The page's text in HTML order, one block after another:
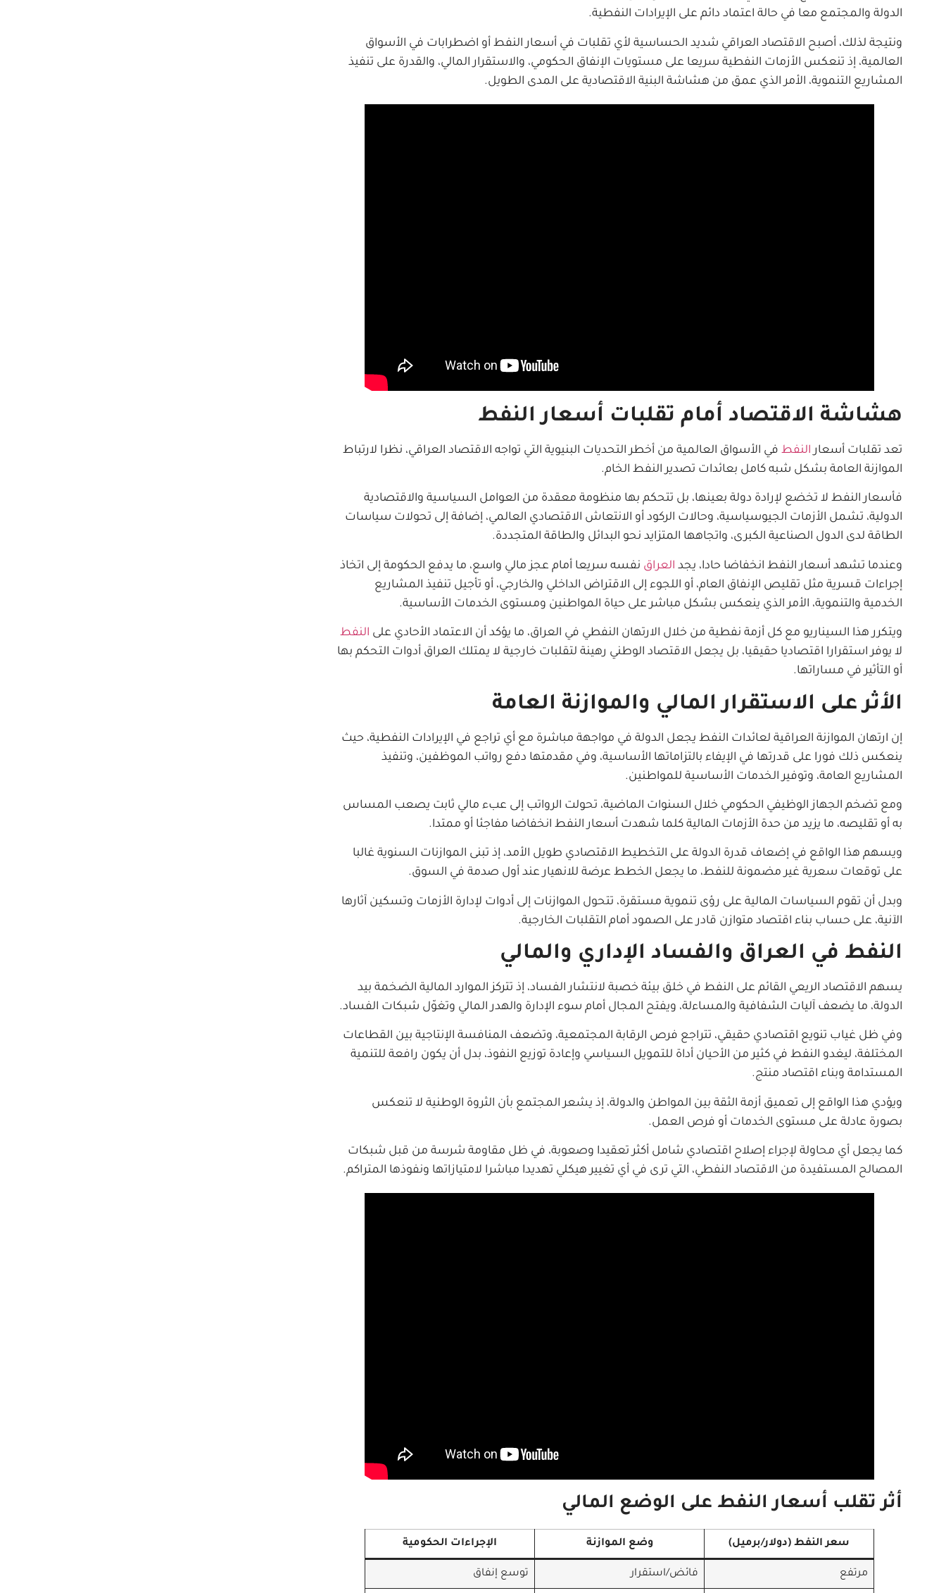
الدولة والمجتمع معا في حالة اعتماد دائم على الإيرادات النفطية.
ونتيجة لذلك، أصبح الاقتصاد العراقي شديد الحساسية لأي تقلبات في أسعار النفط أو اضطرابات في الأسواق
العالمية، إذ تنعكس الأزمات النفطية سريعا على مستويات الإنفاق الحكومي، والاستقرار المالي، والقدرة على تنفيذ
المشاريع التنموية، الأمر الذي عمق من هشاشة البنية الاقتصادية على المدى الطويل.
هشاشة الاقتصاد أمام تقلبات أسعار النفط
تعد تقلبات أسعار النفط في الأسواق العالمية من أخطر التحديات البنيوية التي تواجه الاقتصاد العراقي، نظرا لارتباط
الموازنة العامة بشكل شبه كامل بعائدات تصدير النفط الخام.
فأسعار النفط لا تخضع لإرادة دولة بعينها، بل تتحكم بها منظومة معقدة من العوامل السياسية والاقتصادية
الدولية، تشمل الأزمات الجيوسياسية، وحالات الركود أو الانتعاش الاقتصادي العالمي، إضافة إلى تحولات سياسات
الطاقة لدى الدول الصناعية الكبرى، واتجاهها المتزايد نحو البدائل والطاقة المتجددة.
وعندما تشهد أسعار النفط انخفاضا حادا، يجد العراق نفسه سريعا أمام عجز مالي واسع، ما يدفع الحكومة إلى اتخاذ
إجراءات قسرية مثل تقليص الإنفاق العام، أو اللجوء إلى الاقتراض الداخلي والخارجي، أو تأجيل تنفيذ المشاريع
الخدمية والتنموية، الأمر الذي ينعكس بشكل مباشر على حياة المواطنين ومستوى الخدمات الأساسية.
ويتكرر هذا السيناريو مع كل أزمة نفطية من خلال الارتهان النفطي في العراق، ما يؤكد أن الاعتماد الأحادي على النفط
لا يوفر استقرارا اقتصاديا حقيقيا، بل يجعل الاقتصاد الوطني رهينة لتقلبات خارجية لا يمتلك العراق أدوات التحكم بها
أو التأثير في مساراتها.
الأثر على الاستقرار المالي والموازنة العامة
إن ارتهان الموازنة العراقية لعائدات النفط يجعل الدولة في مواجهة مباشرة مع أي تراجع في الإيرادات النفطية، حيث
ينعكس ذلك فورا على قدرتها في الإيفاء بالتزاماتها الأساسية، وفي مقدمتها دفع رواتب الموظفين، وتنفيذ
المشاريع العامة، وتوفير الخدمات الأساسية للمواطنين.
ومع تضخم الجهاز الوظيفي الحكومي خلال السنوات الماضية، تحولت الرواتب إلى عبء مالي ثابت يصعب المساس
به أو تقليصه، ما يزيد من حدة الأزمات المالية كلما شهدت أسعار النفط انخفاضا مفاجئا أو ممتدا.
ويسهم هذا الواقع في إضعاف قدرة الدولة على التخطيط الاقتصادي طويل الأمد، إذ تبنى الموازنات السنوية غالبا
على توقعات سعرية غير مضمونة للنفط، ما يجعل الخطط عرضة للانهيار عند أول صدمة في السوق.
وبدل أن تقوم السياسات المالية على رؤى تنموية مستقرة، تتحول الموازنات إلى أدوات لإدارة الأزمات وتسكين آثارها
الآنية، على حساب بناء اقتصاد متوازن قادر على الصمود أمام التقلبات الخارجية.
النفط في العراق والفساد الإداري والمالي
يسهم الاقتصاد الريعي القائم على النفط في خلق بيئة خصبة لانتشار الفساد، إذ تتركز الموارد المالية الضخمة بيد
الدولة، ما يضعف آليات الشفافية والمساءلة، ويفتح المجال أمام سوء الإدارة والهدر المالي وتغوّل شبكات الفساد.
وفي ظل غياب تنويع اقتصادي حقيقي، تتراجع فرص الرقابة المجتمعية، وتضعف المنافسة الإنتاجية بين القطاعات
المختلفة، ليغدو النفط في كثير من الأحيان أداة للتمويل السياسي وإعادة توزيع النفوذ، بدل أن يكون رافعة للتنمية
المستدامة وبناء اقتصاد منتج.
ويؤدي هذا الواقع إلى تعميق أزمة الثقة بين المواطن والدولة، إذ يشعر المجتمع بأن الثروة الوطنية لا تنعكس
بصورة عادلة على مستوى الخدمات أو فرص العمل.
كما يجعل أي محاولة لإجراء إصلاح اقتصادي شامل أكثر تعقيدا وصعوبة، في ظل مقاومة شرسة من قبل شبكات
المصالح المستفيدة من الاقتصاد النفطي، التي ترى في أي تغيير هيكلي تهديدا مباشرا لامتيازاتها ونفوذها المتراكم.
أثر تقلب أسعار النفط على الوضع المالي
سعر النفط (دولار/برميل) وضع الموازنة الإجراءات الحكومية
مرتفع فائض/استقرار توسع إنفاق